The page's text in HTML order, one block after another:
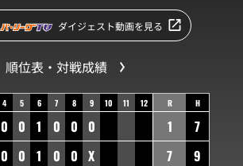
ダイジェスト動画を見る
順位表・対戦成績
4 5 6 7 8 9 10 11 12
0 0 1 0 0 0
0 0 1 0 0 X
R H
1
7
7
9